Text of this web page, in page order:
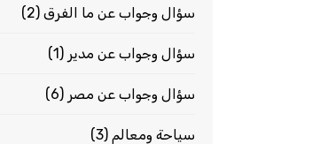
سؤال وجواب عن ما الفرق (2)
سؤال وجواب عن مدير (1)
سؤال وجواب عن مصر (6)
سياحة ومعالم (3)